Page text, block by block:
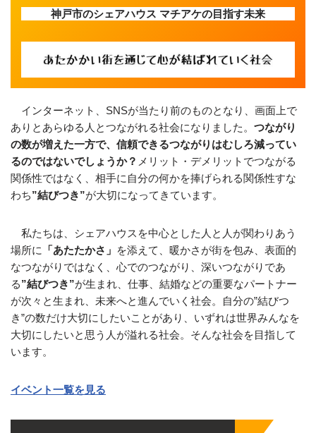
神戸市のシェアハウス マチアケの目指す未来
インターネット、SNSが当たり前のものとなり、画面上で
ありとあらゆる人とつながれる社会になりました。 つながり
の数が増えた一方で、信頼できるつながりはむしろ減ってい
るのではないでしょうか？ メリット・デメリットでつながる
関係性ではなく、相手に自分の何かを捧げられる関係性すな
わち”結びつき”が大切になってきています。
私たちは、シェアハウスを中心とした人と人が関わりあう
場所に
「あたたかさ」 を添えて、暖かさが街を包み、表面的
なつながりではなく、心でのつながり、深いつながりであ
る”結びつき”が生まれ、仕事、結婚などの重要なパートナー
が次々と生まれ、未来へと進んでいく社会。自分の”結びつ
き”の数だけ大切にしたいことがあり、いずれは世界みんなを
大切にしたいと思う人が溢れる社会。そんな社会を目指して
います。
イベント一覧を見る